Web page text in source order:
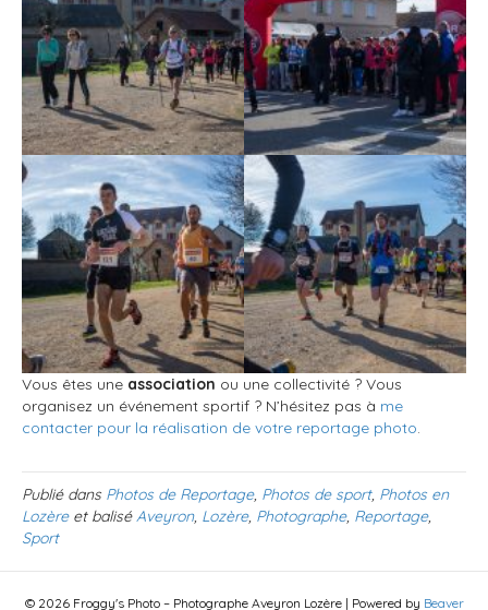
Vous êtes une association ou une collectivité ? Vous
organisez un événement sportif ? N’hésitez pas à me
contacter pour la réalisation de votre reportage photo.
Publié dans Photos de Reportage, Photos de sport, Photos en
Lozèreet baliséAveyron, Lozère, Photographe, Reportage,
Sport
© 2026 Froggy's Photo – Photographe Aveyron Lozère | Powered by Beaver